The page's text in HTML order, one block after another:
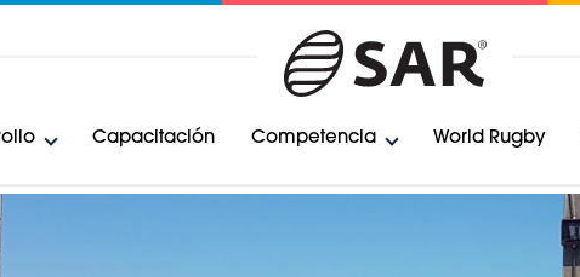
Capacitación Competencia World Rugby